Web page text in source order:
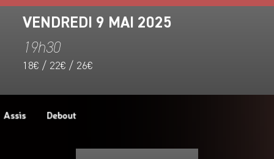
VENDREDI 9 MAI 2025
19h30
18€ / 22€ / 26€